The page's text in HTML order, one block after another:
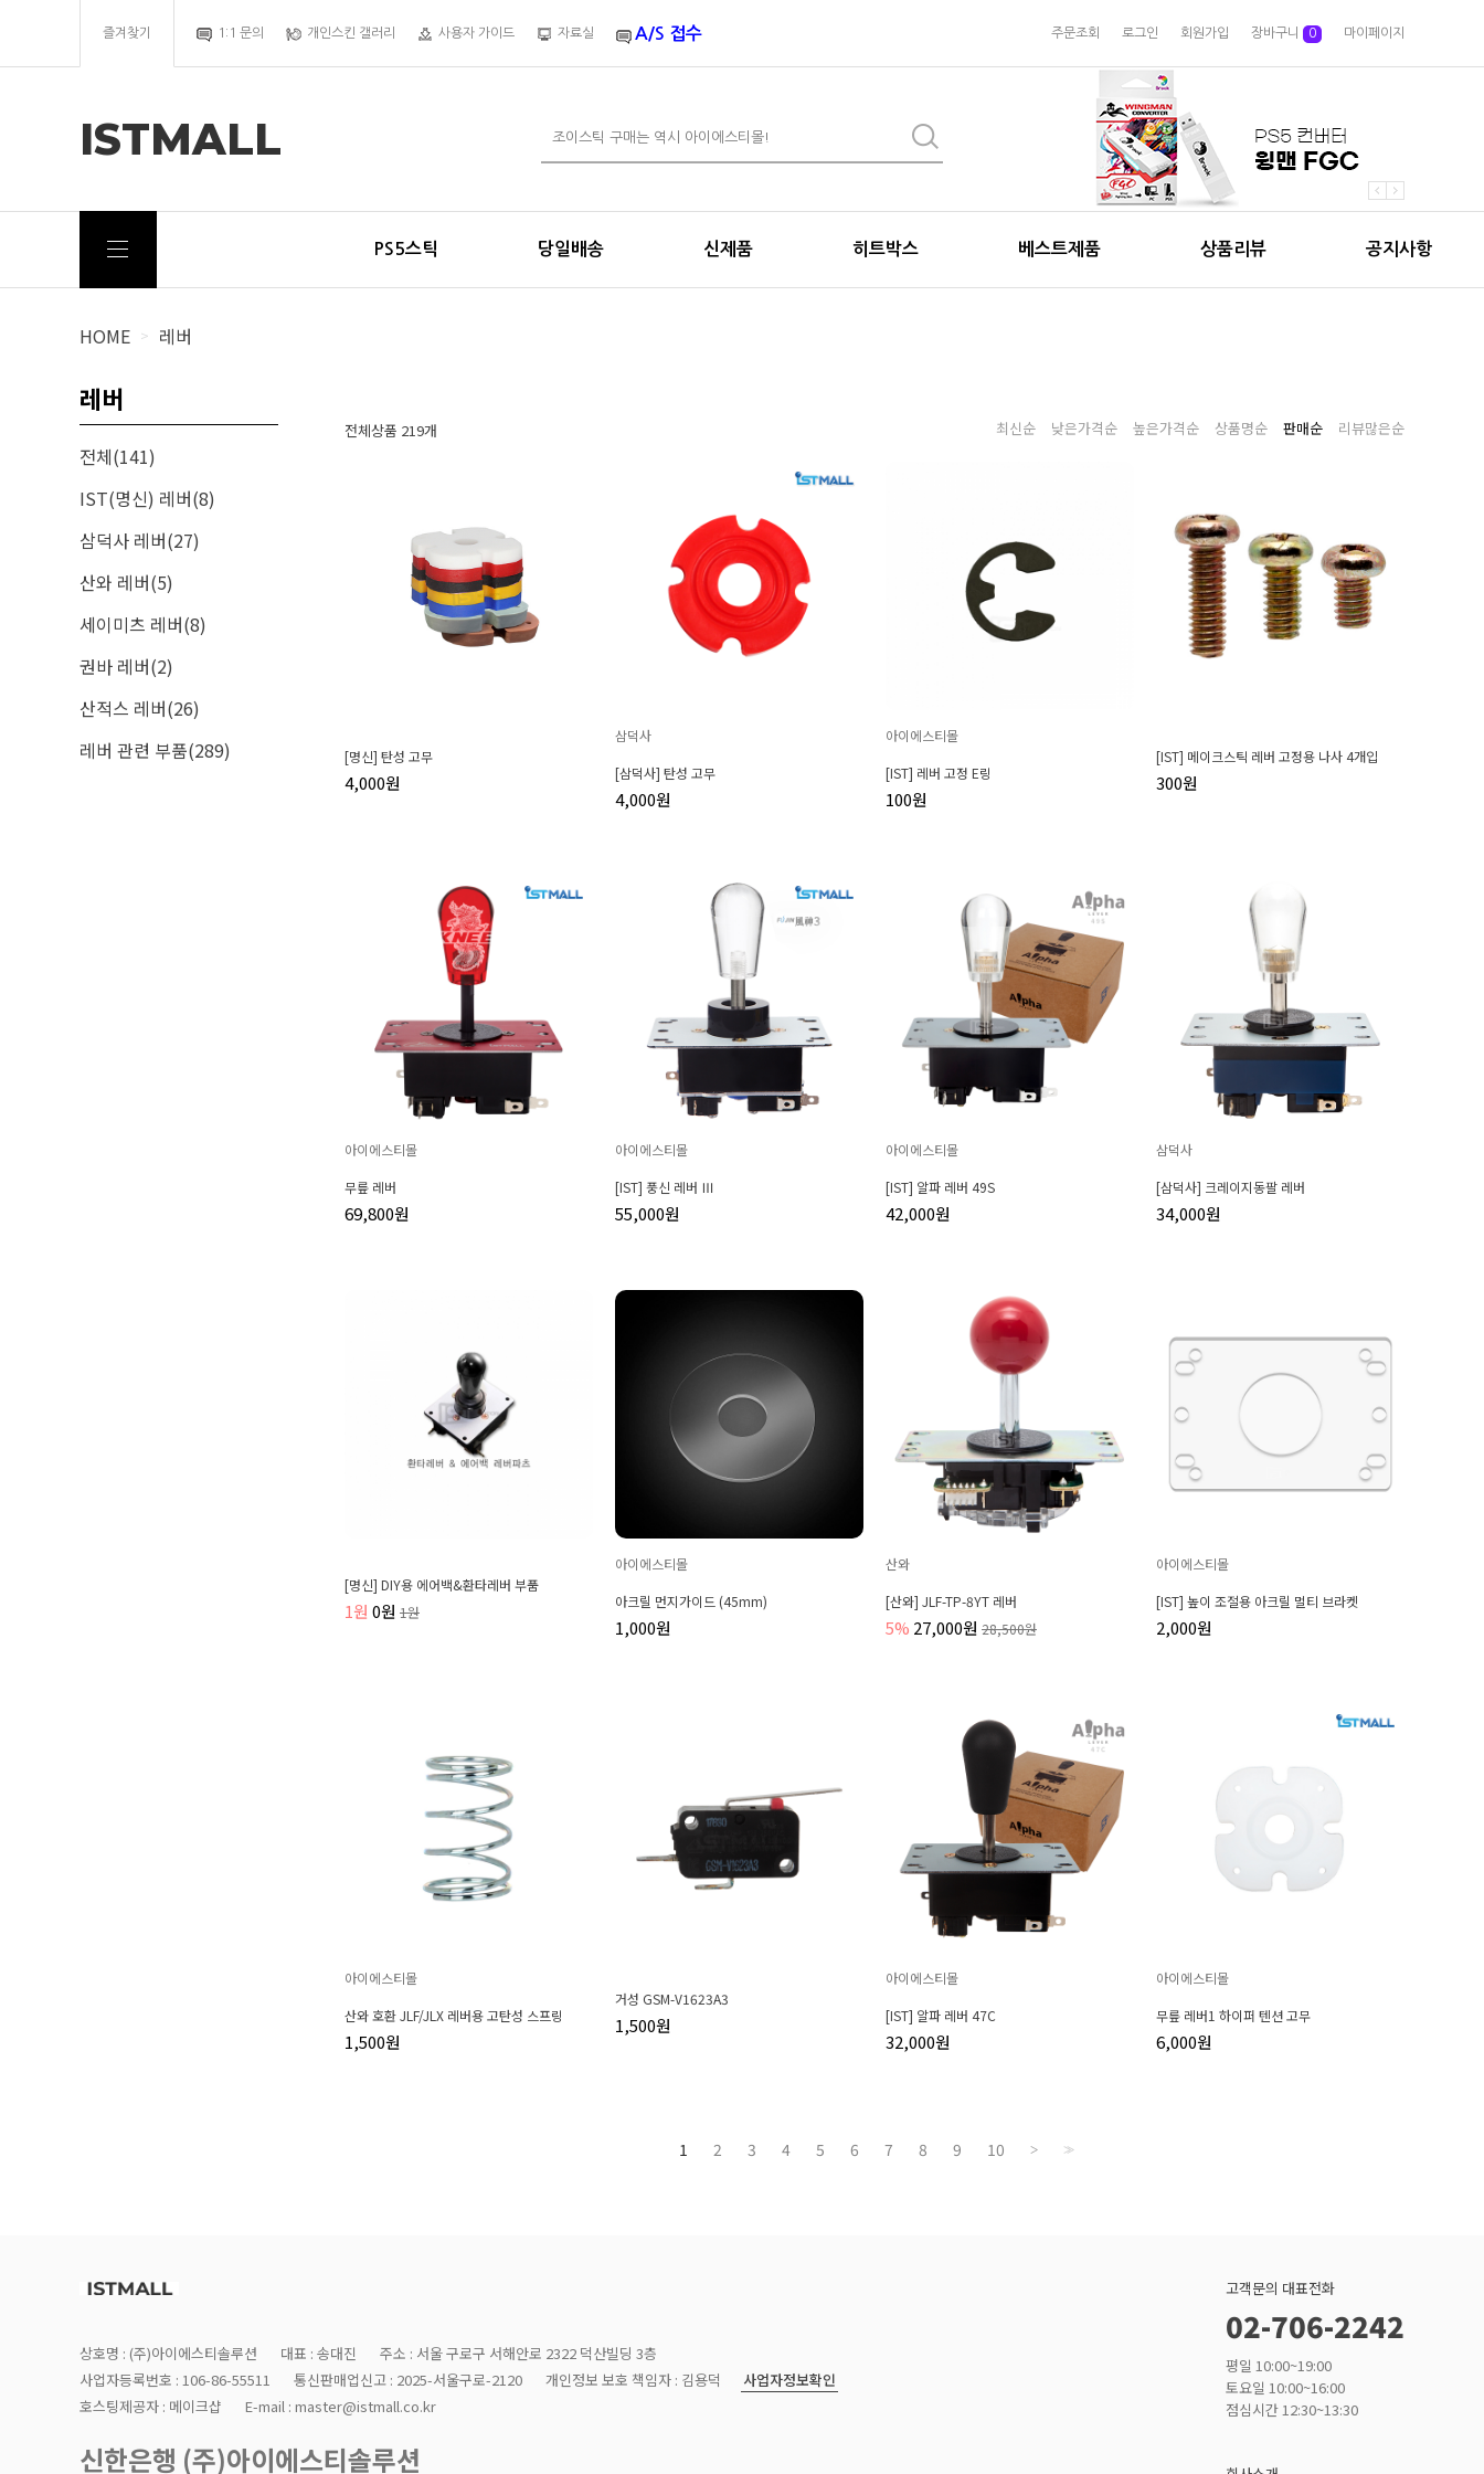
즐겨찾기 1:1 문의 개인스킨 갤러리 사용자 가이드 자료실 A/S 접수 주문조회 로그인 회원가입 장바구니 0 마이페이지
ISTMALL
PS5스틱 당일배송 신제품 히트박스 베스트제품 상품리뷰 공지사항
HOME > 레버
레버
전체(141)
IST(명신) 레버(8)
삼덕사 레버(27)
산와 레버(5)
세이미츠 레버(8)
권바 레버(2)
산적스 레버(26)
레버 관련 부품(289)
전체상품 219개 최신순 낮은가격순 높은가격순 상품명순 판매순 리뷰많은순
[명신] 탄성 고무
4,000원
삼덕사
[삼덕사] 탄성 고무
4,000원
아이에스티몰
[IST] 레버 고정 E링
100원
[IST] 메이크스틱 레버 고정용 나사 4개입
300원
아이에스티몰
무릎 레버
69,800원
아이에스티몰
[IST] 풍신 레버 Ⅲ
55,000원
아이에스티몰
[IST] 알파 레버 49S
42,000원
삼덕사
[삼덕사] 크레이지동팔 레버
34,000원
[명신] DIY용 에어백&환타레버 부품
1원 0원 1원
아이에스티몰
아크릴 먼지가이드 (45mm)
1,000원
산와
[산와] JLF-TP-8YT 레버
5% 27,000원 28,500원
아이에스티몰
[IST] 높이 조절용 아크릴 멀티 브라켓
2,000원
아이에스티몰
산와 호환 JLF/JLX 레버용 고탄성 스프링
1,500원
거성 GSM-V1623A3
1,500원
아이에스티몰
[IST] 알파 레버 47C
32,000원
아이에스티몰
무릎 레버1 하이퍼 텐션 고무
6,000원
1 2 3 4 5 6 7 8 9 10 > >>
상호명 : (주)아이에스티솔루션 대표 : 송대진
주소 : 서울 구로구 서해안로 2322 덕산빌딩 3층
사업자등록번호 : 106-86-55511
통신판매업신고 : 2025-서울구로-2120 개인정보 보호 책임자 : 김용덕
사업자정보확인
호스팅제공자 : 메이크샵
E-mail : master@istmall.co.kr
신한은행 (주)아이에스티솔루션
고객문의 대표전화
02-706-2242
평일 10:00~19:00
토요일 10:00~16:00
점심시간 12:30~13:30